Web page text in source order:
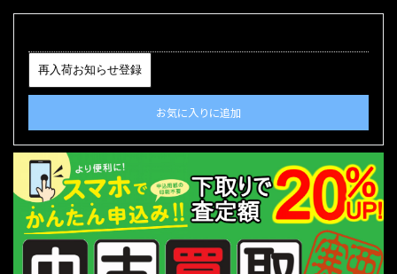
再入荷お知らせ登録
お気に入りに追加